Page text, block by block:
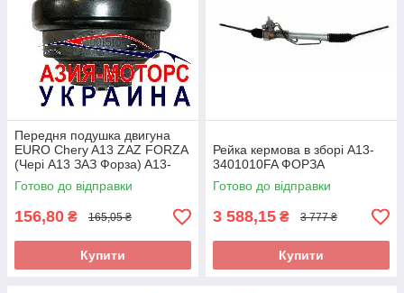
Передня подушка двигуна
EURO Chery A13 ZAZ FORZA
(Чері А13 ЗАЗ Форза) A13-
1001510FA
Готово до відправки
156,80 ₴ 165,05 ₴
Купити
Рейка кермова в зборі A13-
3401010FA ФОРЗА
Готово до відправки
3 588,15 ₴ 3 777 ₴
Купити